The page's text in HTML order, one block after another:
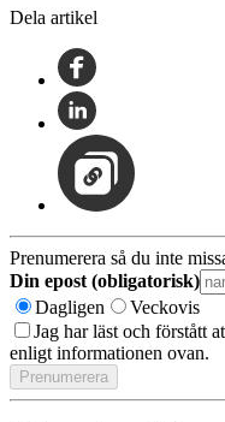
Dela artikel
Prenumerera så du inte
Din epost (obligatorisk)
Dagligen
Veckovis
Jag har läst och förstått
enligt informationen ovan.